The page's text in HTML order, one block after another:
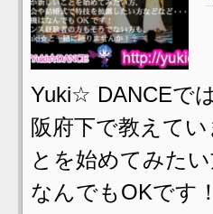
Yuki☆ DANCEで
阪府下で教えて
とを始めてみた
なんでもOKです